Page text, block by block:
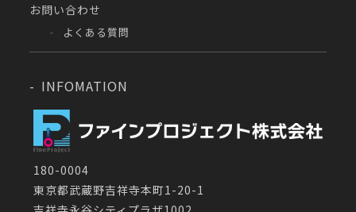
お問い合わせ
よくある質問
INFOMATION
180-0004
東京都武蔵野吉祥寺本町1-20-1